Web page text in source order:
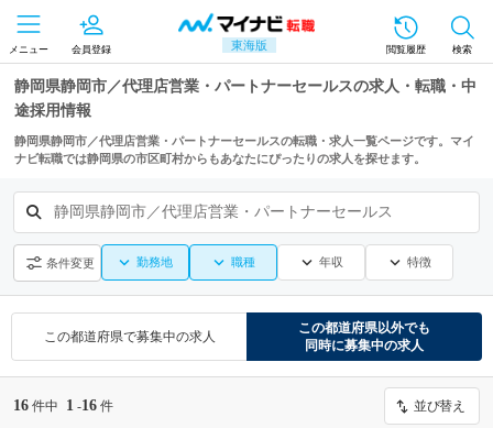
東海版
メニュー 会員登録 閲覧履歴 検索
静岡県静岡市／代理店営業・パートナーセールスの求人・転職・中
途採用情報
静岡県静岡市／代理店営業・パートナーセールスの転職・求人一覧ページです。マイ
ナビ転職では静岡県の市区町村からもあなたにぴったりの求人を探せます。
静岡県静岡市／代理店営業・パートナーセールス
条件変更 勤務地 職種 年収 特徴
この都道府県で募集中の求人
この都道府県以外でも
同時に募集中の求人
16 件中 1 -16 件 並び替え